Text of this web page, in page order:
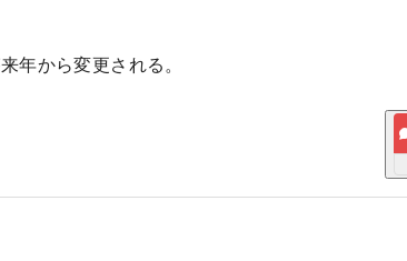
年から変更される。